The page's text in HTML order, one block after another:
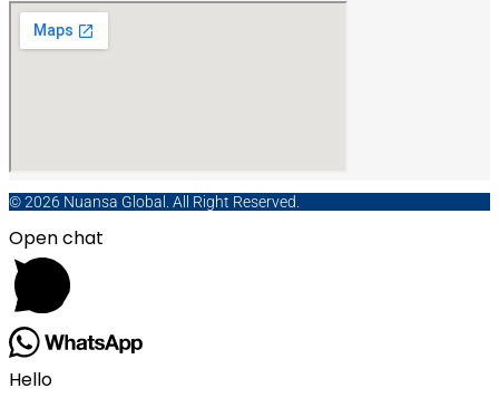
© 2026 Nuansa Global. All Right Reserved.
Open chat
Hello